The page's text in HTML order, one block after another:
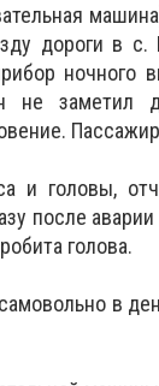
дороги в
ночного
не заметил
и головы,
после
голова.
в